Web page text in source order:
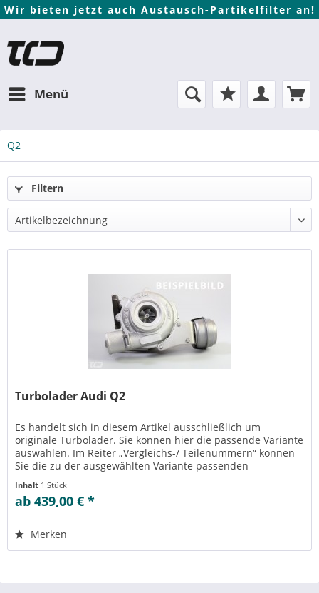
Wir bieten jetzt auch Austausch-Partikelfilter an!
Menü
Q2
Filtern
Turbolader Audi Q2
Es handelt sich in diesem Artikel ausschließlich um
originale Turbolader. Sie können hier die passende Variante
auswählen. Im Reiter „Vergleichs-/ Teilenummern“ können
Sie die zu der ausgewählten Variante passenden
Inhalt 1 Stück
ab 439,00 € *
Merken